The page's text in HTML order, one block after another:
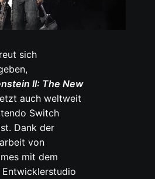
sich
II: The New
auch weltweit
Switch
Dank der
von
mit dem